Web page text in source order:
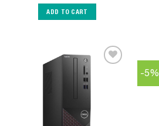
ADD TO CART
-5%